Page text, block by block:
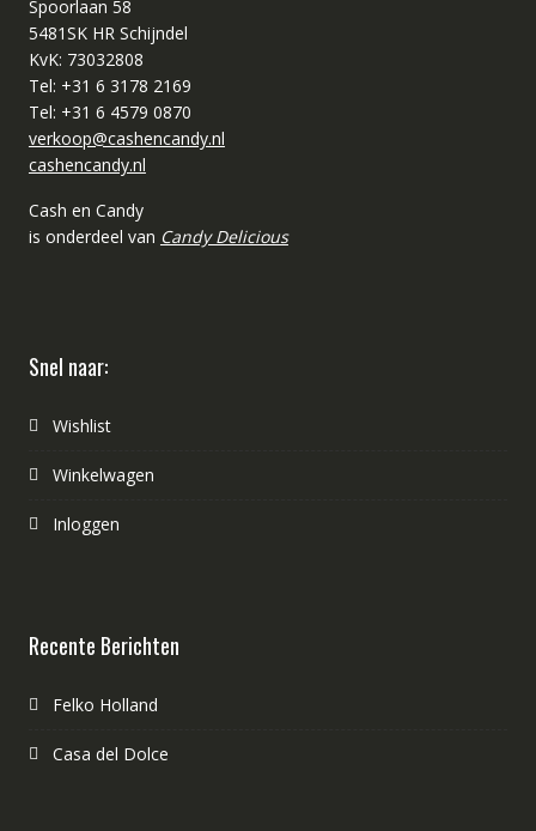
Spoorlaan 58
5481SK HR Schijndel
KvK: 73032808
Tel: +31 6 3178 2169
Tel: +31 6 4579 0870
verkoop@cashencandy.nl
cashencandy.nl
Cash en Candy
is onderdeel van Candy Delicious
Snel naar:
Wishlist
Winkelwagen
Inloggen
Recente Berichten
Felko Holland
Casa del Dolce